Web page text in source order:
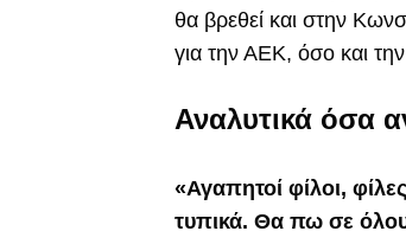
θα βρεθεί και στην
για την ΑΕΚ, όσο και
Αναλυτικά όσα
«Αγαπητοί φίλοι,
τυπικά. Θα πω σε